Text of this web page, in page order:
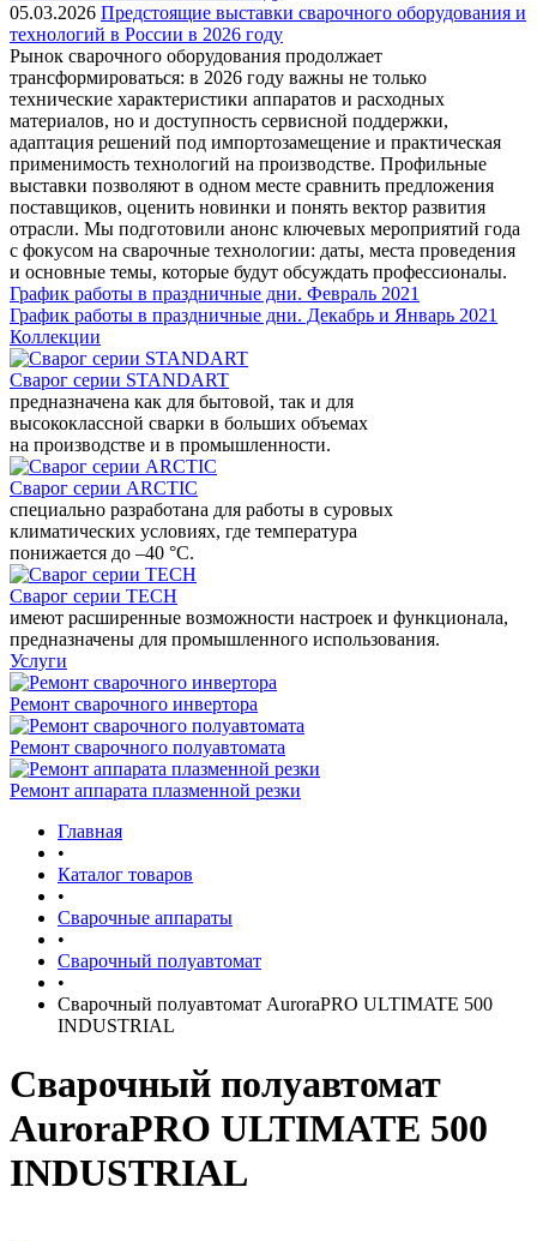
05.03.2026 Предстоящие выставки сварочного оборудования и
технологий в России в 2026 году
Рынок сварочного оборудования продолжает
трансформироваться: в 2026 году важны не только
технические характеристики аппаратов и расходных
материалов, но и доступность сервисной поддержки,
адаптация решений под импортозамещение и практическая
применимость технологий на производстве. Профильные
выставки позволяют в одном месте сравнить предложения
поставщиков, оценить новинки и понять вектор развития
отрасли. Мы подготовили анонс ключевых мероприятий года
с фокусом на сварочные технологии: даты, места проведения
и основные темы, которые будут обсуждать профессионалы.
График работы в праздничные дни. Февраль 2021
График работы в праздничные дни. Декабрь и Январь 2021
Коллекции
Сварог серии STANDART
предназначена как для бытовой, так и для
высококлассной сварки в больших объемах
на производстве и в промышленности.
Сварог серии ARCTIC
специально разработана для работы в суровых
климатических условиях, где температура
понижается до –40 °С.
Сварог серии TECH
имеют расширенные возможности настроек и функционала,
предназначены для промышленного использования.
Услуги
Ремонт сварочного инвертора
Ремонт сварочного полуавтомата
Ремонт аппарата плазменной резки
Главная
•
Каталог товаров
•
Сварочные аппараты
•
Сварочный полуавтомат
•
Сварочный полуавтомат AuroraPRO ULTIMATE 500
INDUSTRIAL
Сварочный полуавтомат
AuroraPRO ULTIMATE 500
INDUSTRIAL